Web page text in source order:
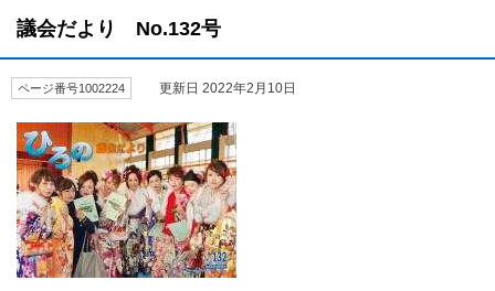
議会だより No.132号
ページ番号1002224 更新日 2022年2月10日